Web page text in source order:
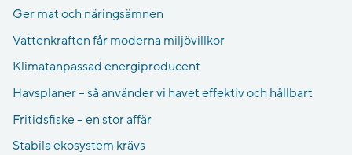
Ger mat och näringsämnen
Vattenkraften får moderna miljövillkor
Klimatanpassad energiproducent
Havsplaner – så använder vi havet effektiv och hållbart
Fritidsfiske – en stor affär
Stabila ekosystem krävs